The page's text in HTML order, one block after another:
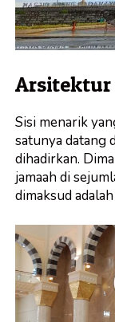
Arsitektur
Sisi menarik
satunya datang
dihadirkan.
jamaah di
dimaksud